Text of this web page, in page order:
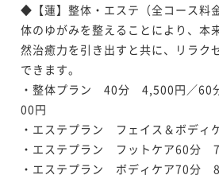
◆【蓮】整体・エステ（全コース料金
体のゆがみを整えることにより、本
然治癒力を引き出すと共に、リラク
できます。
・整体プラン　40分　4,500円／
00円
・エステプラン　フェイス＆ボデ
・エステプラン　フットケア60分　
・エステプラン　ボディケア70分　